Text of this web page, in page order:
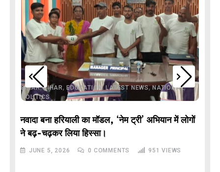
BIHAR,BIHAR, EDUCATION,LATEST NEWS,NATIONAL,
POLITICS
नवादा बना हरियाली का मॉडल, ‘नेम ट्री’ अभियान में लोगों
ने बढ़-चढ़कर लिया हिस्सा।
JUNE 5, 2026 0 COMMENTS 951 VIEWS